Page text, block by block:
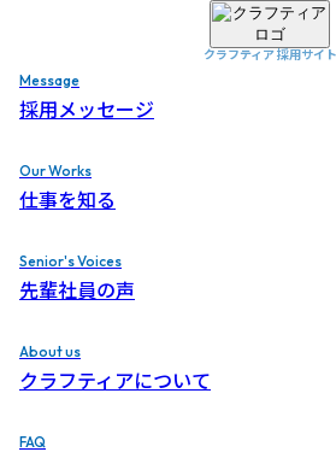
クラフティア 採用サイト
クラフティア 採用サイト
Message
採用メッセージ
Our Works
仕事を知る
Senior's Voices
先輩社員の声
About us
クラフティアについて
FAQ
吹 込 め｡
クラフティア 採用サイト